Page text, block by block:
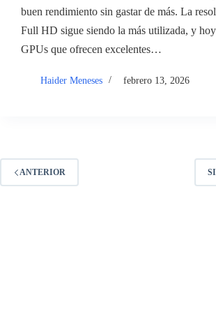
buen rendimiento sin gastar de más. La
Full HD sigue siendo la más utilizada, y
GPUs que ofrecen excelentes…
Haider Meneses febrero 13, 2026
ANTERIOR